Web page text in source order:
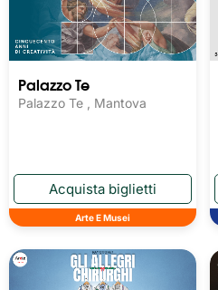
Palazzo Te
Palazzo Te , Mantova
Arte E Musei